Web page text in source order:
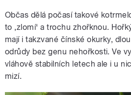
Občas dělá počasí takové
to ‚zlomí‘ a trochu zhořknou.
mají i takzvané čínské okurky,
odrůdy bez genu nehořkosti. Ve
vláhově stabilních letech ale i u
mizí.